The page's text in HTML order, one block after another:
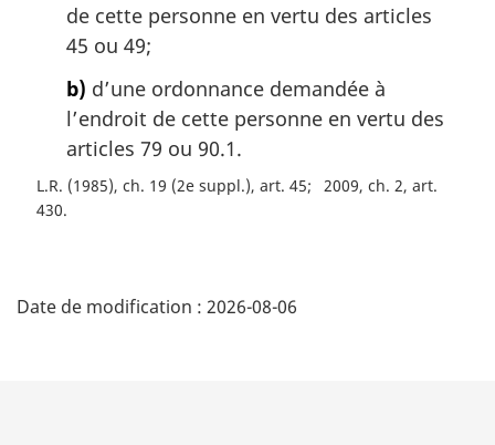
de cette personne en vertu des articles
45 ou 49;
b) d’une ordonnance demandée à
l’endroit de cette personne en vertu des
articles 79 ou 90.1.
L.R. (1985), ch. 19 (2e suppl.), art. 45
2009, ch. 2, art.
430
é
Date de modification : 2026-08-06